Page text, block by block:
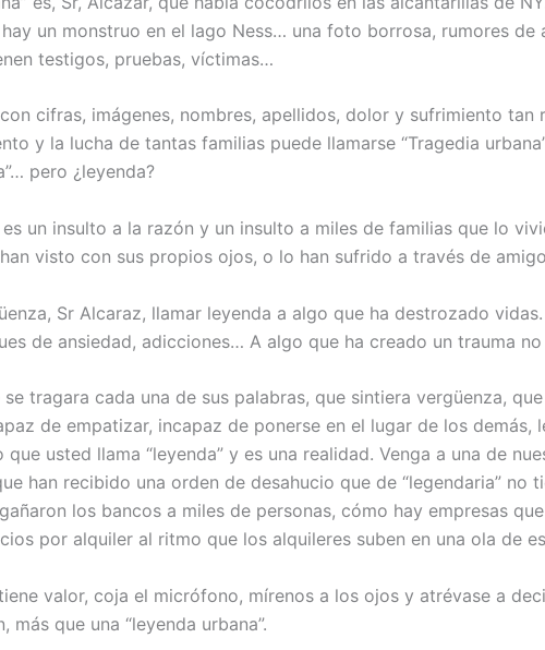
un monstruo en el lago Ness… una foto borrosa, rumores
testigos, pruebas, víctimas…
con cifras, imágenes, nombres, apellidos, dolor y sufrimiento
y la lucha de tantas familias puede llamarse “Tragedia
pero ¿leyenda?
es un insulto a la razón y un insulto a miles de familias que lo
visto con sus propios ojos, o lo han sufrido a través de
Sr Alcaraz, llamar leyenda a algo que ha destrozado
de ansiedad, adicciones… A algo que ha creado un trauma
tragara cada una de sus palabras, que sintiera vergüenza,
de empatizar, incapaz de ponerse en el lugar de los
usted llama “leyenda” y es una realidad. Venga a una de
han recibido una orden de desahucio que de “legendaria”
los bancos a miles de personas, cómo hay empresas
por alquiler al ritmo que los alquileres suben en una ola de
valor, coja el micrófono, mírenos a los ojos y atrévase a
más que una “leyenda urbana”.